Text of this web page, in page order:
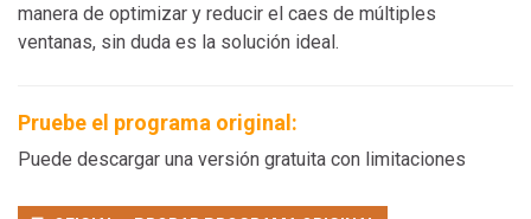
manera de optimizar y reducir el caes de múltiples
ventanas, sin duda es la solución ideal.
Pruebe el programa original:
Puede descargar una versión gratuita con limitaciones